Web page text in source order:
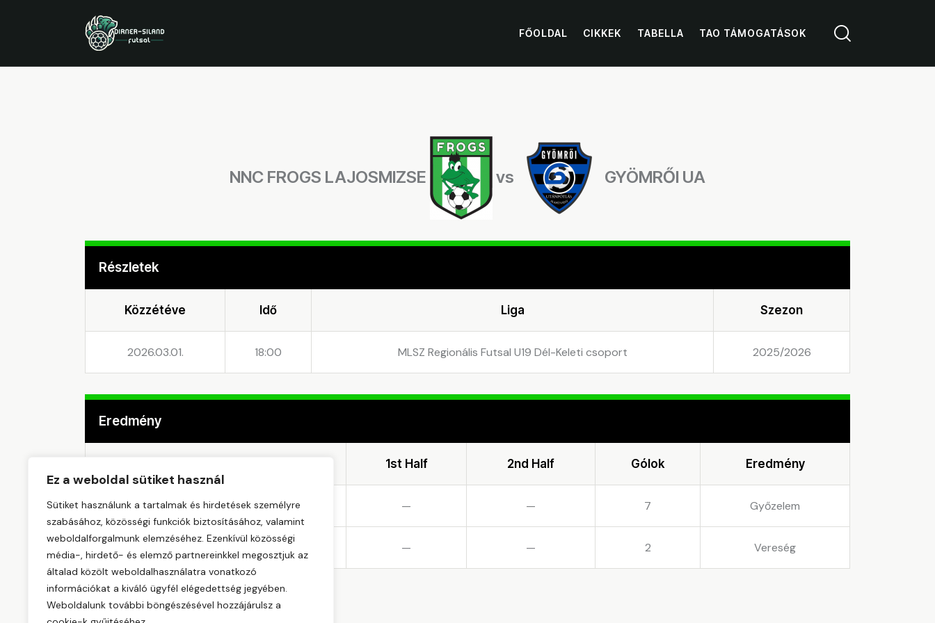
Ez a weboldal sütiket használ
Sütiket használunk a tartalmak és hirdetések személyre
szabásához, közösségi funkciók biztosításához, valamint
weboldalforgalmunk elemzéséhez. Ezenkívül közösségi
média-, hirdető- és elemző partnereinkkel megosztjuk az
általad közölt weboldalhasználatra vonatkozó
információkat a kiváló ügyfél elégedettség jegyében.
Weboldalunk további böngészésével hozzájárulsz a
FŐOLDAL CIKKEK TABELLA TAO TÁMOGATÁSOK
NNC FROGS LAJOSMIZSE vs GYÖMRŐI UA
Részletek
Közzétéve Idő Liga Szezon
2026.03.01. 18:00 MLSZ Regionális Futsal U19 Dél-Keleti csoport 2025/2026
Eredmény
1st Half 2nd Half Gólok Eredmény
NNC FROGS LAJOSMIZSE — — 7 Győzelem
GYÖMRŐI UA — — 2 Vereség